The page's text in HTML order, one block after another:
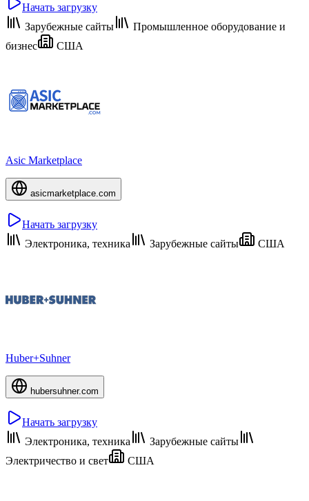
Начать загрузку
Зарубежные сайты
Промышленное оборудование и
бизнес
США
Asic Marketplace
asicmarketplace.com
Начать загрузку
Электроника, техника
Зарубежные сайты США
Huber+Suhner
hubersuhner.com
Начать загрузку
Электроника, техника
Зарубежные сайты
Электричество и свет
США